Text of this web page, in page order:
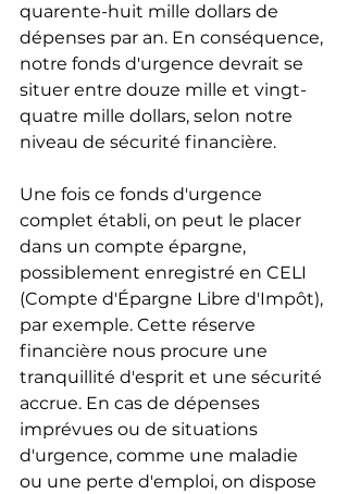
quarente-huit mille dollars de
dépenses par an. En conséquence,
notre fonds d'urgence devrait se
situer entre douze mille et vingt-
quatre mille dollars, selon notre
niveau de sécurité financière.
Une fois ce fonds d'urgence
complet établi, on peut le placer
dans un compte épargne,
possiblement enregistré en CELI
(Compte d'Épargne Libre d'Impôt),
par exemple. Cette réserve
financière nous procure une
tranquillité d'esprit et une sécurité
accrue. En cas de dépenses
imprévues ou de situations
d'urgence, comme une maladie
ou une perte d'emploi, on dispose